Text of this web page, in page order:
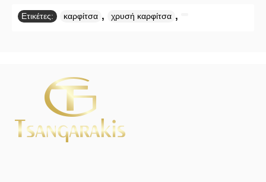
Ετικέτες: καρφίτσα , χρυσή καρφίτσα ,